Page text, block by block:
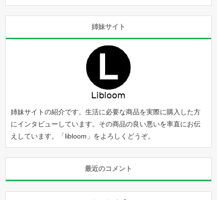
姉妹サイト
姉妹サイトの紹介です。生活に必要な商品を実際に購入した方
にインタビューしています。その商品の良い悪いを率直にお伝
えしています。「libloom 」をよろしくどうぞ。
最近のコメント